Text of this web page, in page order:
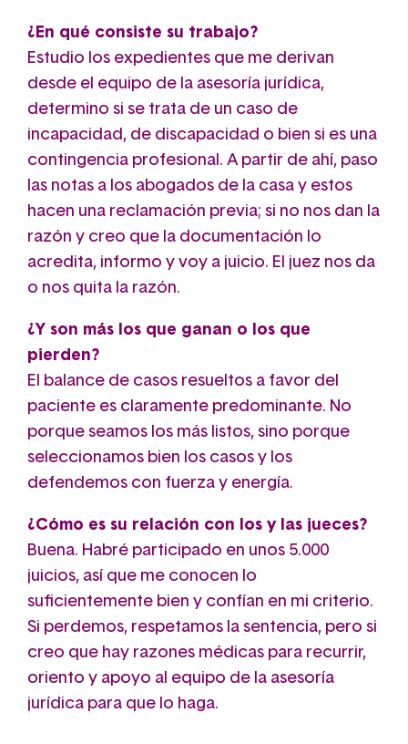
¿En qué consiste su trabajo?
Estudio los expedientes que me derivan
desde el equipo de la asesoría jurídica,
determino si se trata de un caso de
incapacidad, de discapacidad o bien si es una
contingencia profesional. A partir de ahí, paso
las notas a los abogados de la casa y estos
hacen una reclamación previa; si no nos dan la
razón y creo que la documentación lo
acredita, informo y voy a juicio. El juez nos da
o nos quita la razón.
¿Y son más los que ganan o los que
pierden?
El balance de casos resueltos a favor del
paciente es claramente predominante. No
porque seamos los más listos, sino porque
seleccionamos bien los casos y los
defendemos con fuerza y energía.
¿Cómo es su relación con los y las jueces?
Buena. Habré participado en unos 5.000
juicios, así que me conocen lo
suficientemente bien y confían en mi criterio.
Si perdemos, respetamos la sentencia, pero si
creo que hay razones médicas para recurrir,
oriento y apoyo al equipo de la asesoría
jurídica para que lo haga.